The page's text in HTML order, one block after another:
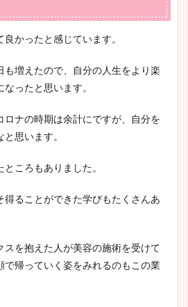
かったと感じています。
も増えたので、自分の人生をより楽
ったと思います。
ロナの時期は余計にですが、自分を
思います。
ころもありました。
得ることができた学びもたくさんあ
スを抱えた人が美容の施術を受けて
で帰っていく姿をみれるのもこの業